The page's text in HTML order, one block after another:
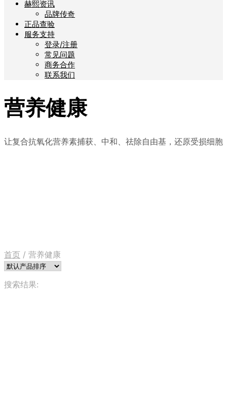
赫熙资讯
品牌传奇
正品查验
服务支持
登录/注册
常见问题
商务合作
联系我们
营养健康
让复合抗氧化营养素捕获、中和、祛除自由基，还原受损细胞
首页 / 营养健康
搜索结果: